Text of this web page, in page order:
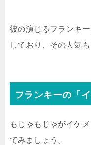
彼の演じるフランキ
しており、その人気
フランキーの「
もじゃもじゃがイケ
てみましょう。